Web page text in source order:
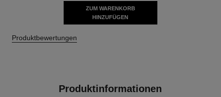
ZUM WARENKORB
HINZUFÜGEN
Produktbewertungen
Produktinformationen